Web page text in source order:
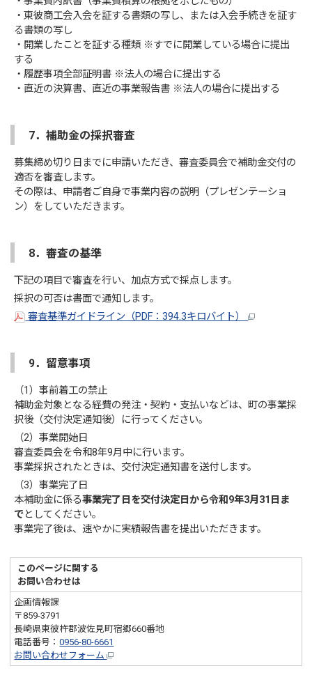
・東彼商工会入会を証する書類の写し、または入会手続きを証す
る書類の写し
・開業したことを証する種類 ※すでに開業している場合に提出
する
・履歴事項全部証明書 ※法人の場合に提出する
・直近の決算書、直近の事業報告書 ※法人の場合に提出する
7．補助金の採択審査
募集締め切り日までに申請いただき、審査委員会で補助金交付の
適否を審査します。
その際は、申請者ご自身で事業内容の説明（プレゼンテーショ
ン）をしていただきます。
8．審査の基準
下記の項目で審査を行い、加点方式で採点します。
採択の可否は書面で通知します。
審査基準ガイドライン（PDF：394.3キロバイト）
9．留意事項
（1）事前着工の禁止
補助金対象となる経費の発注・契約・支払いなどは、町の事業採
択後（交付決定通知後）に行ってください。
（2）事業開始日
審査委員会を令和8年9月中に行います。
事業採択されたときは、交付決定通知書を送付します。
（3）事業完了日
本補助金に係る事業完了日を交付決定日から令和9年3月31日ま
でとしてください。
事業完了後は、速やかに実績報告書を提出いただきます。
このページに関する
お問い合わせは
企画情報課
〒859-3791
長崎県東彼杵郡波佐見町宿郷660番地
電話番号：0956-80-6661
お問い合わせフォーム